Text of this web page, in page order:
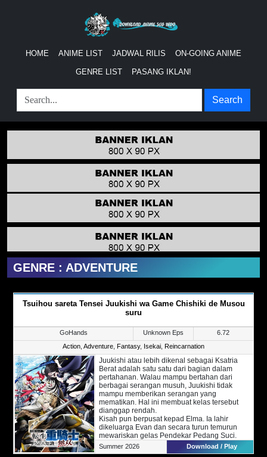
HOME ANIME LIST JADWAL RILIS ON-GOING ANIME
GENRE LIST PASANG IKLAN!
Search
GENRE : ADVENTURE
Tsuihou sareta Tensei Juukishi wa Game Chishiki de Musou
suru
GoHands Unknown Eps
6.72
Action Adventure Fantasy, Isekai Reincarnation
Juukishi atau lebih dikenal sebagai Ksatria
Berat adalah satu satu dari bagian dalam
pertahanan. Walau mampu bertahan dari
berbagai serangan musuh, Juukishi tidak
mampu memberikan serangan yang
mematikan. Hal ini membuat kelas tersebut
dianggap rendah.
Kisah pun berpusat kepad Elma. Ia lahir
dikeluarga Evan dan secara turun temurun
mewariskan gelas Pendekar Pedang Suci.
Sayangnya, Elma justru mendapatkan kelas
Juukishi yang dianggap cacat. Karena hal itu
Summer 2026 Download / Play